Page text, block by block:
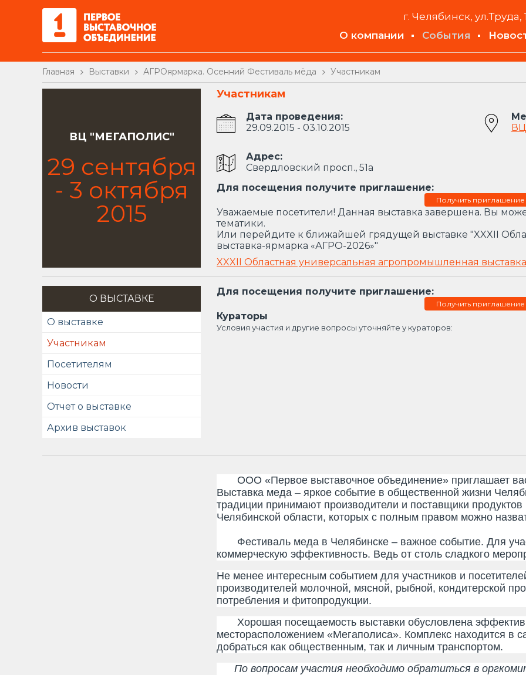
г. Челябинск, ул.Труда,
О компании
События
Главная Выставки АГРОярмарка. Осенний Фестиваль мёда Участникам
ВЦ "МЕГАПОЛИС"
29 сентября
- 3 октября
2015
Участникам
Дата проведения:
29.09.2015 - 03.10.2015
Адрес:
Свердловский просп., 51а
Для посещения получите приглашение:
Получить приглашение
Уважаемые посетители! Данная выставка завершена. Вы
тематики.
Или перейдите к ближайшей грядущей выставке "XXXII
выставка-ярмарка «АГРО-2026»"
XXXII Областная универсальная агропромышленная
О ВЫСТАВКЕ
О выставке
Участникам
Посетителям
Новости
Отчет о выставке
Архив выставок
Для посещения получите приглашение:
Получить приглашение
Кураторы
Условия участия и другие вопросы уточняйте у кураторов:
ООО «Первое выставочное объединение» приглашает вас
Выставка меда – яркое событие в общественной жизни
традиции принимают производители и поставщики продуктов
Челябинской области, которых с полным правом можно
Фестиваль меда в Челябинске – важное событие. Для
коммерческую эффективность. Ведь от столь сладкого
Не менее интересным событием для участников и
производителей молочной, мясной, рыбной, кондитерской
потребления и фитопродукции.
Хорошая посещаемость выставки обусловлена
месторасположением «Мегаполиса». Комплекс находится в
добраться как общественным, так и личным транспортом.
По вопросам участия необходимо обратиться в